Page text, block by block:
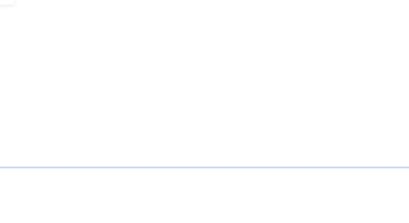
novel putative protein-coding genes and long